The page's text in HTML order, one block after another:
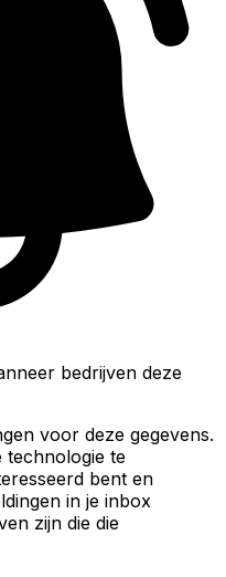
bedrijven deze
voor deze gegevens.
technologie te
bent en
in je inbox
zijn die die